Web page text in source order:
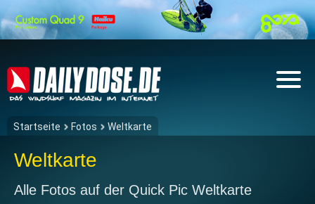
Startseite Fotos Weltkarte
Weltkarte
Alle Fotos auf der Quick Pic Weltkarte